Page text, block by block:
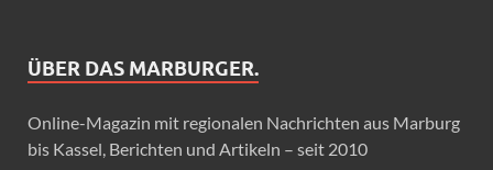
ÜBER DAS MARBURGER.
Online-Magazin mit regionalen Nachrichten aus Marburg
bis Kassel, Berichten und Artikeln – seit 2010